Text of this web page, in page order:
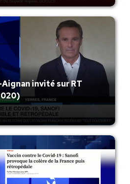
invité sur RT